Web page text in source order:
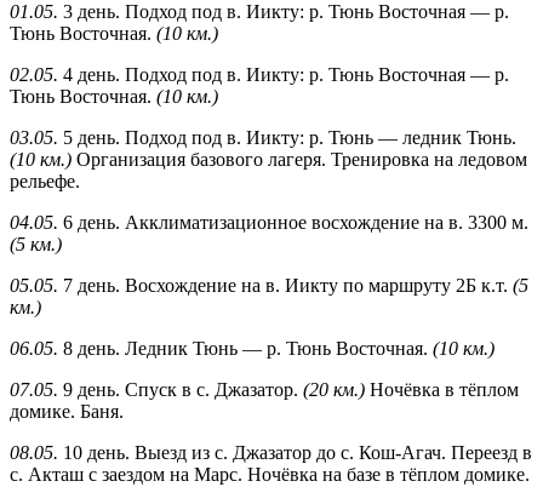
01.05. 3 день. Подход под в. Иикту: р. Тюнь Восточная — р.
Тюнь Восточная. (10 км.)
02.05. 4 день. Подход под в. Иикту: р. Тюнь Восточная — р.
Тюнь Восточная. (10 км.)
03.05. 5 день. Подход под в. Иикту: р. Тюнь — ледник Тюнь.
(10 км.) Организация базового лагеря. Тренировка на ледовом
рельефе.
04.05. 6 день. Акклиматизационное восхождение на в. 3300 м.
(5 км.)
05.05. 7 день. Восхождение на в. Иикту по маршруту 2Б к.т. (5
км.)
06.05. 8 день. Ледник Тюнь — р. Тюнь Восточная. (10 км.)
07.05. 9 день. Спуск в с. Джазатор. (20 км.) Ночёвка в тёплом
домике. Баня.
08.05. 10 день. Выезд из с. Джазатор до с. Кош-Агач. Переезд в
с. Акташ с заездом на Марс. Ночёвка на базе в тёплом домике.